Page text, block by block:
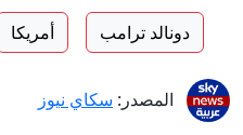
دونالد ترامب أمريكا
المصدر: سكاي نيوز